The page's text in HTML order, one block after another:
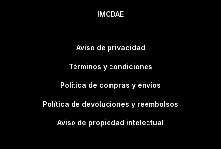
IMODAE
Aviso de privacidad
Términos y condiciones
Política de compras y envíos
Política de devoluciones y reembolsos
Aviso de propiedad intelectual